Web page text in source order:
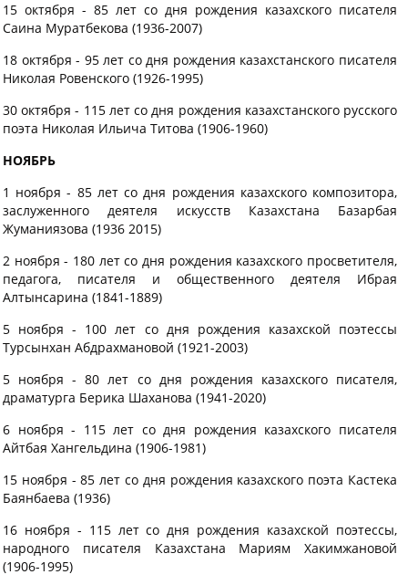
15 октября - 85 лет со дня рождения казахского писателя
Саина Муратбекова (1936-2007)
18 октября - 95 лет со дня рождения казахстанского писателя
Николая Ровенского (1926-1995)
30 октября - 115 лет со дня рождения казахстанского русского
поэта Николая Ильича Титова (1906-1960)
НОЯБРЬ
1 ноября - 85 лет со дня рождения казахского композитора,
заслуженного деятеля искусств Казахстана Базарбая
Жуманиязова (1936 2015)
2 ноября - 180 лет со дня рождения казахского просветителя,
педагога, писателя и общественного деятеля Ибрая
Алтынсарина (1841-1889)
5 ноября - 100 лет со дня рождения казахской поэтессы
Турсынхан Абдрахмановой (1921-2003)
5 ноября - 80 лет со дня рождения казахского писателя,
драматурга Берика Шаханова (1941-2020)
6 ноября - 115 лет со дня рождения казахского писателя
Айтбая Хангельдина (1906-1981)
15 ноября - 85 лет со дня рождения казахского поэта Кастека
Баянбаева (1936)
16 ноября - 115 лет со дня рождения казахской поэтессы,
народного писателя Казахстана Мариям Хакимжановой
(1906-1995)